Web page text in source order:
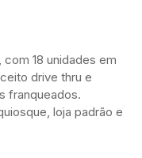
18 unidades em
drive thru e
franqueados.
loja padrão e